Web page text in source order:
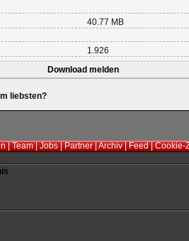
40.77 MB
1.926
Download melden
liebsten?
|Team|Jobs|Partner|Archiv|Feed|Cookie-